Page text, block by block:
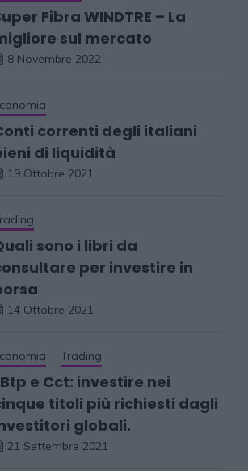
Fibra WINDTRE – La
sul mercato
8 Novembre 2022
correnti degli italiani
di liquidità
19 Ottobre 2021
sono i libri da
per investire in
14 Ottobre 2021
Trading
e Cct: investire nei
titoli più richiesti dagli
globali.
21 Settembre 2021